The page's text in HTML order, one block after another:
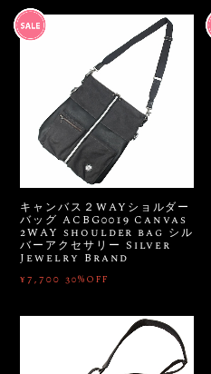
キャンバス２WAYショルダー
バッグ ACBG0019 Canvas
2WAY shoulder bag シル
バーアクセサリー Silver
Jewelry Brand
¥7,700 30%OFF